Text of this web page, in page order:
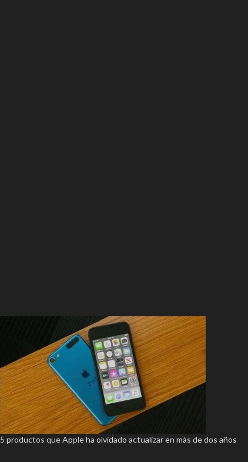
5 productos que Apple ha olvidado actualizar en más de dos años